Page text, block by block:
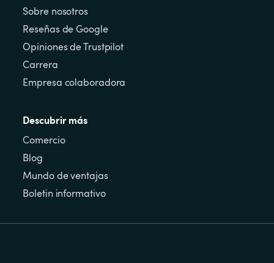
Sobre nosotros
Reseñas de Google
Opiniones de Trustpilot
Carrera
Empresa colaboradora
Descubrir más
Comercio
Blog
Mundo de ventajas
Boletin informativo